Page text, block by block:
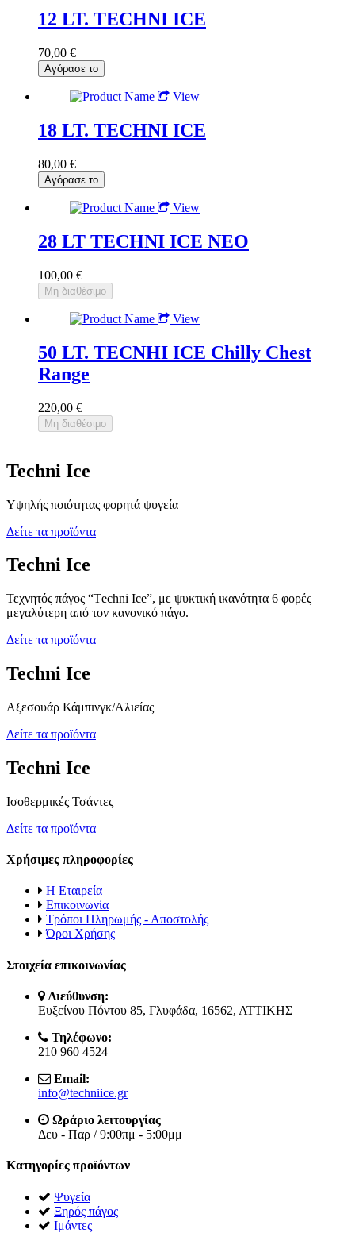
12 LT. TECHNI ICE
70,00 €
View
18 LT. TECHNI ICE
80,00 €
View
28 LT TECHNI ICE NEO
100,00 €
View
50 LT. TECNHI ICE Chilly Chest
Range
220,00 €
Techni Ice
Υψηλής ποιότητας φορητά ψυγεία
Δείτε τα προϊόντα
Techni Ice
Τεχνητός πάγος “Τechni Ice”, με ψυκτική ικανότητα 6 φορές
μεγαλύτερη από τον κανονικό πάγο.
Δείτε τα προϊόντα
Techni Ice
Αξεσουάρ Κάμπινγκ/Αλιείας
Δείτε τα προϊόντα
Techni Ice
Ισοθερμικές Τσάντες
Δείτε τα προϊόντα
Χρήσιμες πληροφορίες
Η Εταιρεία
Επικοινωνία
Τρόποι Πληρωμής - Αποστολής
Όροι Χρήσης
Στοιχεία επικοινωνίας
Διεύθυνση:
Ευξείνου Πόντου 85, Γλυφάδα, 16562, ΑΤΤΙΚΗΣ
Τηλέφωνο:
210 960 4524
Email:
info@techniice.gr
Ωράριο λειτουργίας
Δευ - Παρ / 9:00πμ - 5:00μμ
Κατηγορίες προϊόντων
Ψυγεία
Ξηρός πάγος
Ιμάντες